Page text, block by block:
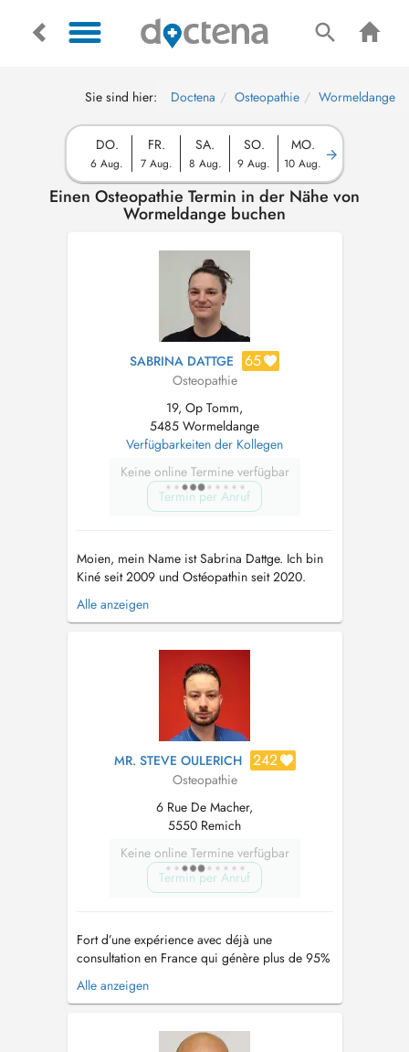
Sie sind hier: Doctena Osteopathie Wormeldange
DO.
6 Aug.
FR.
7 Aug.
SA.
8 Aug.
SO.
9 Aug.
MO.
10 Aug.
Einen Osteopathie Termin in der Nähe von
Wormeldange buchen
SABRINA DATTGE 65
Osteopathie
19, Op Tomm,
5485 Wormeldange
Verfügbarkeiten der Kollegen
Keine online Termine verfügbar
Termin per Anruf
Moien, mein Name ist Sabrina Dattge. Ich bin
Kiné seit 2009 und Ostéopathin seit 2020.
Schon immer bin ich sportlich unterwegs und
in verschiedenen Vereinen und Fédérationen
deutschen Junioren-Fußballbundesliga zu
betreuen und jetzt in Luxemburg...
Alle anzeigen
MR. STEVE OULERICH 242
Osteopathie
6 Rue De Macher,
5550 Remich
Keine online Termine verfügbar
Termin per Anruf
Fort d’une expérience avec déjà une
consultation en France qui génère plus de 95%
de satisfaction sur plus de 170 avis vérifiés,
faites confiance à un ostéopathe qui saura vous
pathologie et vos antécédents. Les traitements
Alle anzeigen